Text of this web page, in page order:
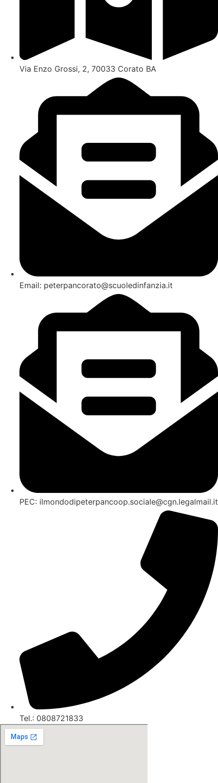
Via Enzo Grossi, 2, 70033 Corato BA
Email: peterpancorato@scuoledinfanzia.it
PEC: ilmondodipeterpancoop.sociale@cgn.legalmail.it
Tel.: 0808721833